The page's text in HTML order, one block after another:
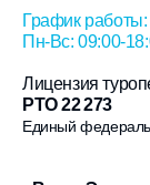
График работы:
Пн-Вс: 09:00-
Лицензия
РТО 22 273
Единый